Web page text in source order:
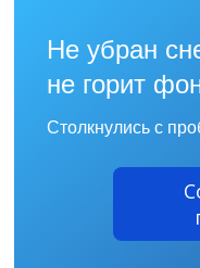
Не убран
не горит
Столкнулись с